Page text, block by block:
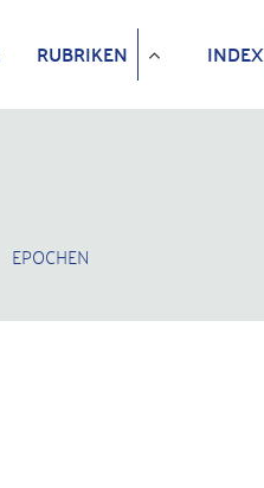
RUBRIKEN INDEX
EPOCHEN